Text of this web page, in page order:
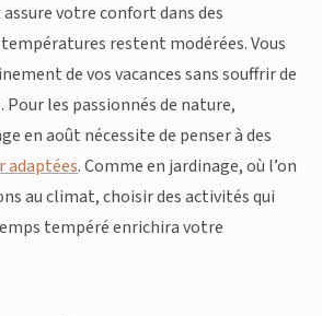
votre confort dans des
restent modérées. Vous
de vos vacances sans souffrir de
Pour les passionnés de nature,
en août nécessite de penser à des
adaptées. Comme en jardinage, où l’on
au climat, choisir des activités qui
tempéré enrichira votre